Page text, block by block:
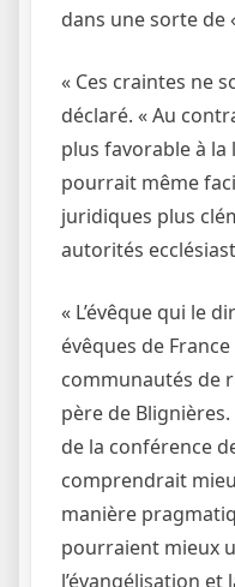
dans une sorte de
« Ces craintes ne
déclaré. « Au
plus favorable à
pourrait même
juridiques plus
autorités
« L’évêque qui le
évêques de
communautés de
père de
de la conférence
comprendrait
manière
pourraient mieux
l’évangélisation et